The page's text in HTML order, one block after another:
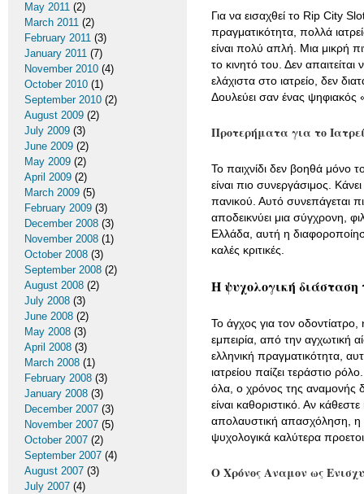
Για να εισαχθεί το Rip City
πραγματικότητα, πολλά
είναι πολύ απλή. Μια μικρή
το κινητό του. Δεν απαιτείται
ελάχιστα στο ιατρείο, δεν
Δουλεύει σαν ένας ψηφιακός
Προτερήματα για το
Το παιχνίδι δεν βοηθά μόνο
είναι πιο συνεργάσιμος.
πανικού. Αυτό συνεπάγεται
αποδεικνύει μια σύγχρονη,
Ελλάδα, αυτή η
καλές κριτικές.
Η ψυχολογική διάσταση
Το άγχος για τον
εμπειρία, από την αγχωτική
ελληνική πραγματικότητα,
ιατρείου παίζει τεράστιο
όλα, ο χρόνος της αναμονής
είναι καθοριστικό. Αν
απολαυστική απασχόληση, η
ψυχολογικά καλύτερα
Ο Χρόνος Αναμον ως
May 2011 (2)
March 2011 (2)
February 2011 (3)
January 2011 (7)
November 2010 (4)
October 2010 (1)
September 2010 (2)
August 2009 (2)
July 2009 (3)
June 2009 (2)
May 2009 (2)
April 2009 (2)
March 2009 (5)
February 2009 (3)
December 2008 (3)
November 2008 (1)
October 2008 (3)
September 2008 (2)
August 2008 (2)
July 2008 (3)
June 2008 (2)
May 2008 (3)
April 2008 (3)
March 2008 (1)
February 2008 (3)
January 2008 (3)
December 2007 (3)
November 2007 (5)
October 2007 (2)
September 2007 (4)
August 2007 (3)
July 2007 (4)